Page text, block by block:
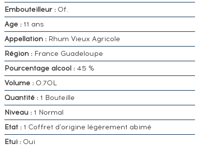
Embouteilleur :Of.
Age :11 ans
Appellation :Rhum Vieux Agricole
Région : France Guadeloupe
Pourcentage alcool :45 %
Volume : 0.70L
Quantité :1 Bouteille
Niveau :1 Normal
Etat :1 Coffret d'origine légèrement abimé
Etui :Oui